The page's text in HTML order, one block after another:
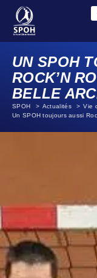
UN SPOH
ROCK’N
BELLE
SPOH Actualités
Vie
Un SPOH toujours aussi